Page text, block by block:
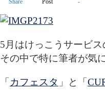
Share Post -
5月はけっこうサービ
その中で特に筆者が気
「 カフェスタ 」と「